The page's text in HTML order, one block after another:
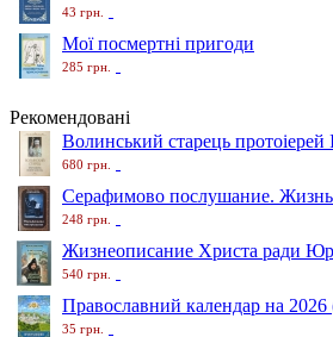
43 грн.
Мої посмертні пригоди
285 грн.
Рекомендовані
Волинський старець протоіерей
680 грн.
Серафимово послушание.
248 грн.
Жизнеописание Христа ради
540 грн.
Православний календар на
35 грн.